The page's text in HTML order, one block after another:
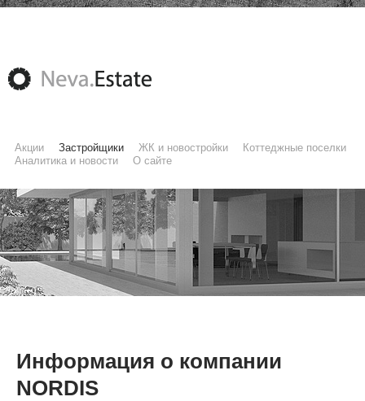
Акции Застройщики ЖК и новостройки
Коттеджные поселки
Аналитика и новости
О сайте
Информация о компании
NORDIS